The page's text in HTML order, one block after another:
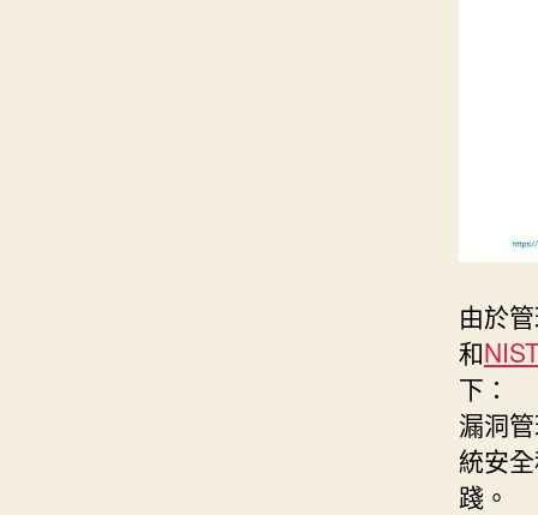
由於
和
下：
漏洞
統安
踐。